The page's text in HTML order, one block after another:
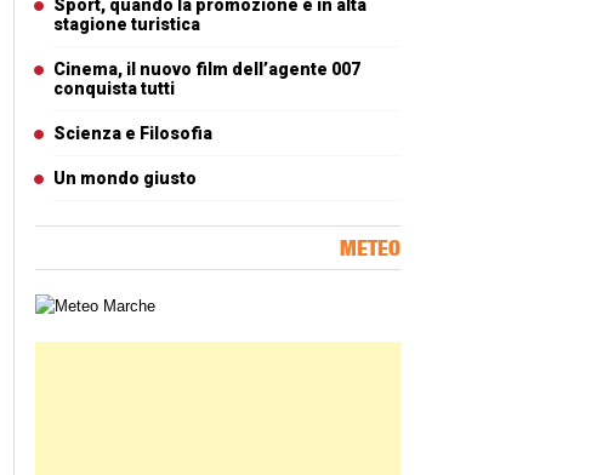
Sport, quando la promozione è in alta
stagione turistica
Cinema, il nuovo film dell’agente 007
conquista tutti
Scienza e Filosofia
Un mondo giusto
METEO
Carta meteorologica delle Marche